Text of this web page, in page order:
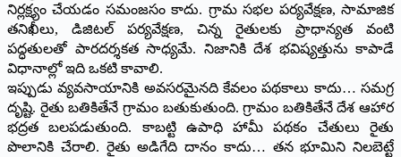
నిర్లక్ష్యం చేయడం సమంజసం కాదు. గ్రామ సభల పర్యవేక్షణ, సామాజిక
తనిఖీలు, డిజిటల్ పర్యవేక్షణ, చిన్న రైతులకు ప్రాధాన్యత వంటి
పద్ధతులతో పారదర్శకత సాధ్యమే. నిజానికి దేశ భవిష్యత్తును కాపాడే
విధానాల్లో ఇది ఒకటి కావాలి.
ఇప్పుడు వ్యవసాయానికి అవసరమైనది కేవలం పథకాలు కాదు… సమగ్ర
దృష్టి. రైతు బతికితేనే గ్రామం బతుకుతుంది. గ్రామం బతికితేనే దేశ ఆహార
భద్రత బలపడుతుంది. కాబట్టి ఉపాధి హామీ పథకం చేతులు రైతు
పొలానికి చేరాలి. రైతు అడిగేది దానం కాదు… తన భూమిని నిలబెట్టే